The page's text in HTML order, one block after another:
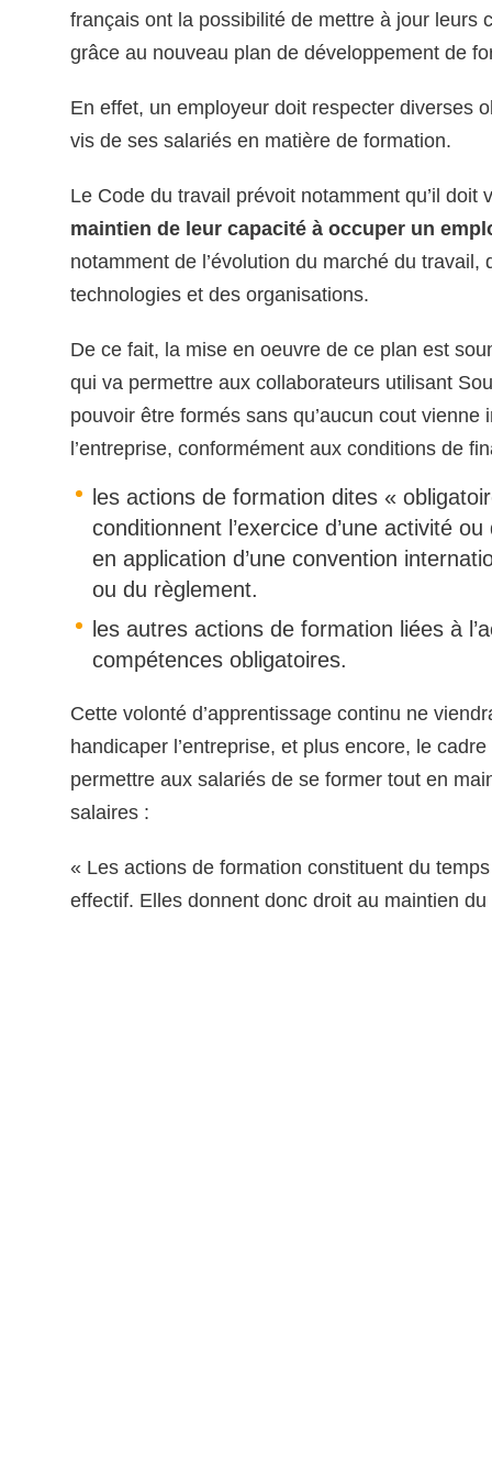
français ont la possibilité de mettre à jour leurs
grâce au nouveau plan de développement de
En effet, un employeur doit respecter diverses
vis de ses salariés en matière de formation.
Le Code du travail prévoit notamment qu’il doit
maintien de leur capacité à occuper un
notamment de l’évolution du marché du travail,
technologies et des organisations.
De ce fait, la mise en oeuvre de ce plan est
qui va permettre aux collaborateurs utilisant
pouvoir être formés sans qu’aucun cout vienne
l’entreprise, conformément aux conditions de
les actions de formation dites «
conditionnent l’exercice d’une activité ou
en application d’une convention
ou du règlement.
les autres actions de formation liées à
compétences obligatoires.
Cette volonté d’apprentissage continu ne
handicaper l’entreprise, et plus encore, le
permettre aux salariés de se former tout en
salaires :
« Les actions de formation constituent du
effectif. Elles donnent donc droit au maintien du